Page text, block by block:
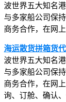
波世界五大知名
与多家船公司保
商务合作，在网
海运散货拼箱货代
波世界五大知名
与多家船公司保
商务合作，在网
询、订舱、确认